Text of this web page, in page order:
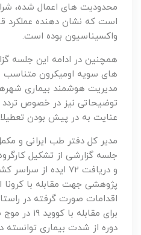
محدودیت های اعمال شده،
است که نشان دهنده عملکرد
واکسیناسیون بوده است.
همچنین در ادامه این جلسه
های سویه اومیکرون متناسب
مدیریت هوشمند بیماری
توضیحاتی نیز در خصوص تردد
عنایت به در پیش بودن
مدیر کل دفتر طب ایرانی و
و دریافت ۷۲ ایده از
پژوهشی جهت مقابله با کرونا
اقدامات صورت گرفته در
برای
دوره از شدت بیماری توانسته